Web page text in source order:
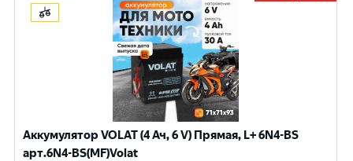
Аккумулятор VOLAT (4 Ач, 6 V) Прямая, L+ 6N4-BS
арт.6N4-BS(MF)Volat